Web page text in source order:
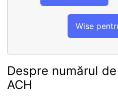
Wise
Despre numărul
ACH